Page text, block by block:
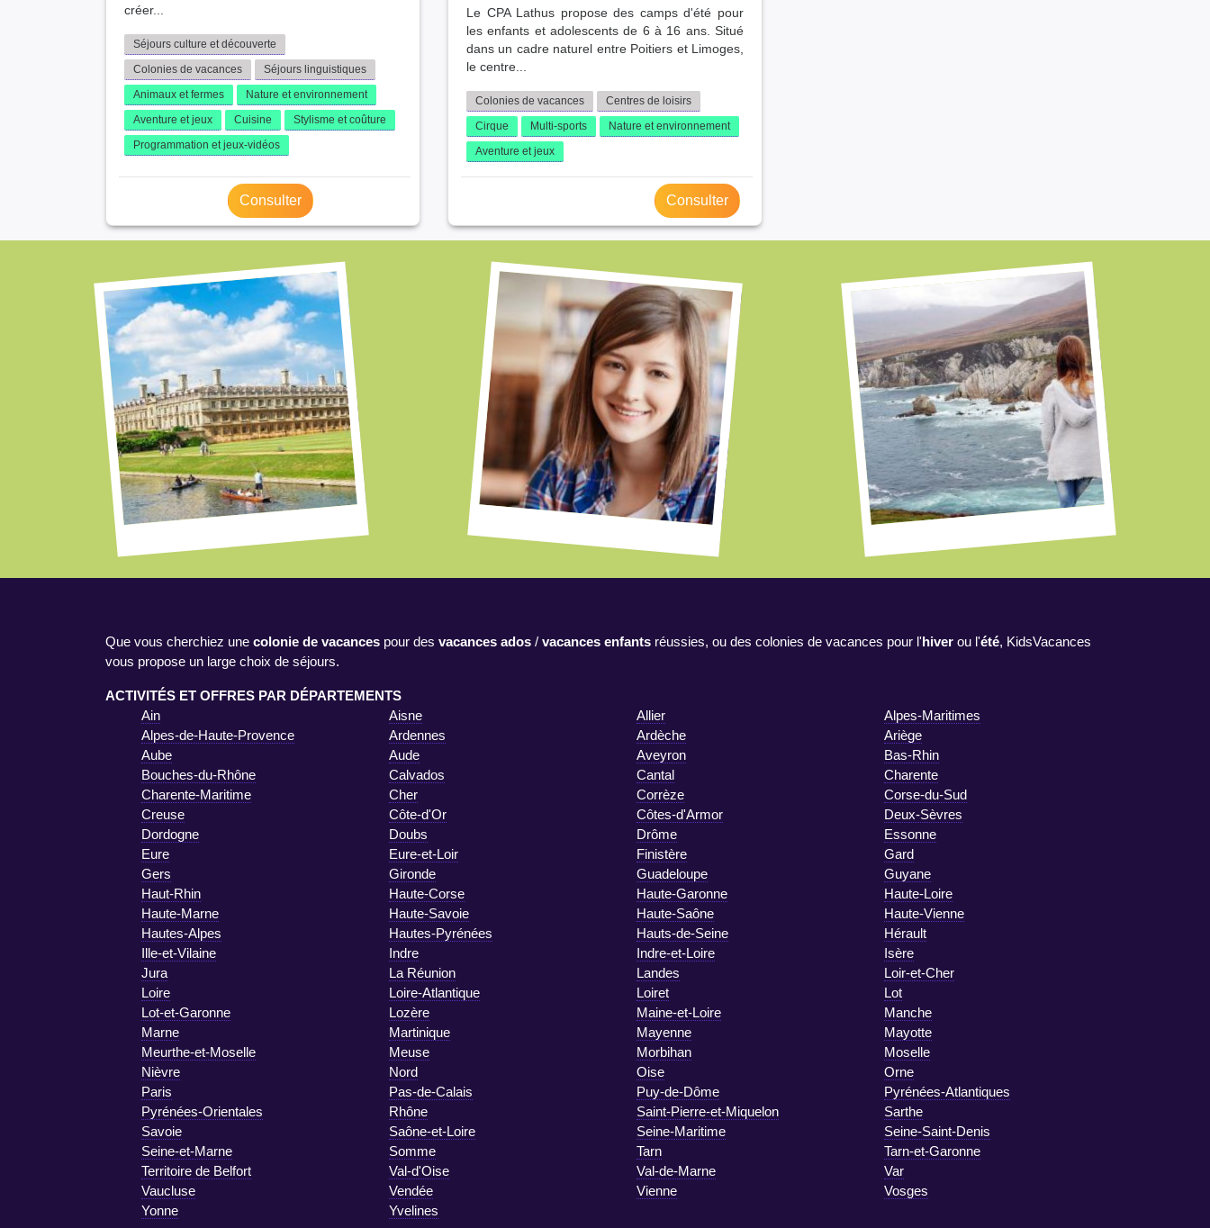
créer...
Séjours culture et découverte
Colonies de vacances
Séjours linguistiques
Animaux et fermes
Nature et environnement
Aventure et jeux
Cuisine
Stylisme et coûture
Programmation et jeux-vidéos
Consulter
Le CPA Lathus propose des camps d'été pour
les enfants et adolescents de 6 à 16 ans. Situé
dans un cadre naturel entre Poitiers et Limoges,
le centre...
Colonies de vacances
Centres de loisirs
Cirque
Multi-sports
Nature et environnement
Aventure et jeux
Consulter
Que vous cherchiez une colonie de vacances pour des vacances ados / vacances enfants réussies, ou des colonies de vacances pour l'hiver ou l'été, KidsVacances
vous propose un large choix de séjours.
ACTIVITÉS ET OFFRES PAR DÉPARTEMENTS
Ain
Aisne Allier
Alpes-Maritimes
Alpes-de-Haute-Provence
Ardennes Ardèche
Ariège
Aube
Aude Aveyron
Bas-Rhin
Bouches-du-Rhône
Calvados Cantal
Charente
Charente-Maritime
Cher Corrèze
Corse-du-Sud
Creuse
Côte-d'Or Côtes-d'Armor
Deux-Sèvres
Dordogne
Doubs Drôme
Essonne
Eure
Eure-et-Loir Finistère
Gard
Gers
Gironde Guadeloupe
Guyane
Haut-Rhin
Haute-Corse Haute-Garonne
Haute-Loire
Haute-Marne
Haute-Savoie Haute-Saône
Haute-Vienne
Hautes-Alpes
Hautes-Pyrénées Hauts-de-Seine
Hérault
Ille-et-Vilaine
Indre Indre-et-Loire
Isère
Jura
La Réunion Landes
Loir-et-Cher
Loire
Loire-Atlantique Loiret
Lot
Lot-et-Garonne
Lozère Maine-et-Loire
Manche
Marne
Martinique Mayenne
Mayotte
Meurthe-et-Moselle
Meuse Morbihan
Moselle
Nièvre
Nord Oise
Orne
Paris
Pas-de-Calais Puy-de-Dôme
Pyrénées-Atlantiques
Pyrénées-Orientales
Rhône Saint-Pierre-et-Miquelon
Sarthe
Savoie
Saône-et-Loire Seine-Maritime
Seine-Saint-Denis
Seine-et-Marne
Somme Tarn
Tarn-et-Garonne
Territoire de Belfort
Val-d'Oise Val-de-Marne
Var
Vaucluse
Vendée Vienne
Vosges
Yonne
Yvelines